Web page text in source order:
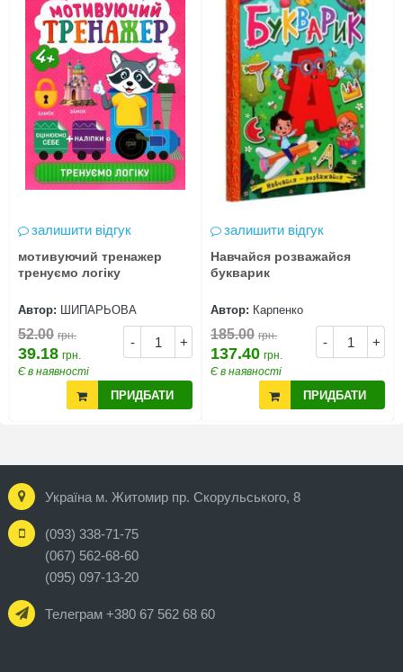
залишити відгук
мотивуючий тренажер
тренуємо логіку
Автор: ШИПАРЬОВА
- +
52.00 грн.
39.18 грн.
Є в наявності
ПРИДБАТИ
залишити відгук
Навчайся розважайся
букварик
Автор: Карпенко
- +
185.00 грн.
137.40 грн.
Є в наявності
ПРИДБАТИ
Україна м. Житомир пр. Скорульського, 8
(093) 338-71-75
(067) 562-68-60
(095) 097-13-20
Телеграм +380 67 562 68 60